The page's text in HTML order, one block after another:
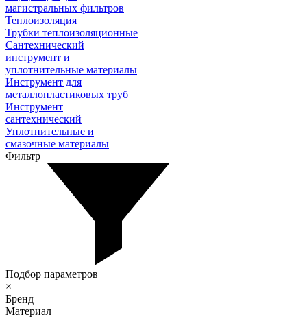
магистральных фильтров
Теплоизоляция
Трубки теплоизоляционные
Сантехнический
инструмент и
уплотнительные материалы
Инструмент для
металлопластиковых труб
Инструмент
сантехнический
Уплотнительные и
смазочные материалы
Фильтр
Подбор параметров
×
Бренд
Материал